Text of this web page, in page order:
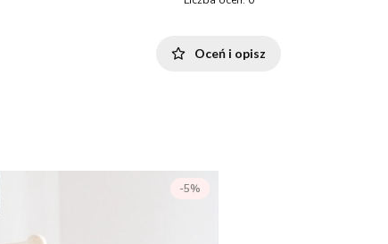
Oceń i opisz
-5%